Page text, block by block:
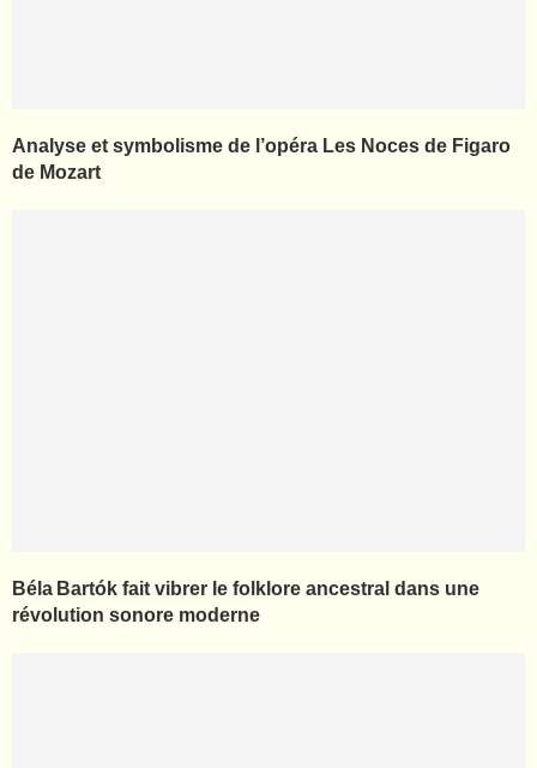
Analyse et symbolisme de l’opéra Les Noces de Figaro
de Mozart
Béla Bartók fait vibrer le folklore ancestral dans une
révolution sonore moderne